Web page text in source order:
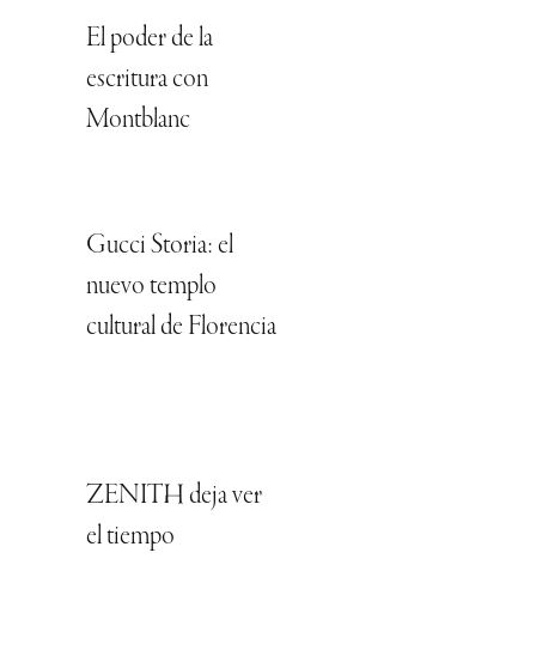
El poder de la
escritura con
Montblanc
Gucci Storia: el
nuevo templo
cultural de Florencia
ZENITH deja ver
el tiempo